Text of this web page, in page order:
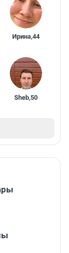
Ирина,44
Sheb,50